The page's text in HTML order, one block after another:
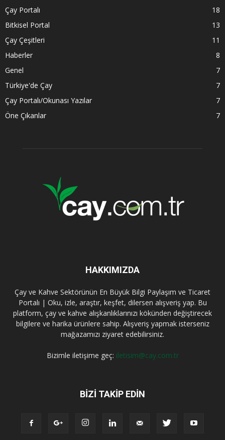
Çay Portalı
18
Bitkisel Portal
13
Çay Çeşitleri
11
Haberler
8
Genel
7
Türkiye'de Çay
7
Çay Portalı/Okunası Yazılar
7
Öne Çıkanlar
7
HAKKIMIZDA
Çay ve Kahve Sektörünün En Büyük Bilgi Paylaşım ve Ticaret
Portalı | Oku, izle, araştır, keşfet, dilersen alışveriş yap. Bu
platform, çay ve kahve alışkanlıklarınızı kökünden değiştirecek
bilgilere ve harika ürünlere sahip. Alışveriş yapmak isterseniz
mağazamızı ziyaret edebilirsiniz.
Bizimle iletişime geç: iletisim@cay.com.tr
BIZI TAKIP EDIN